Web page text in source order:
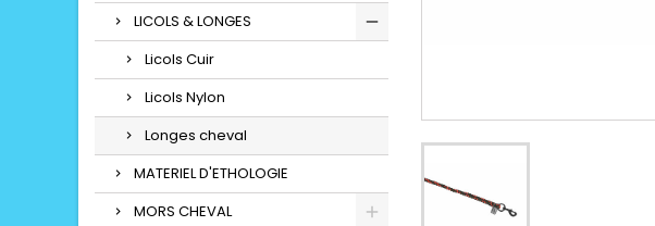
LICOLS & LONGES
Licols Cuir
Licols Nylon
Longes cheval
MATERIEL D'ETHOLOGIE
MORS CHEVAL